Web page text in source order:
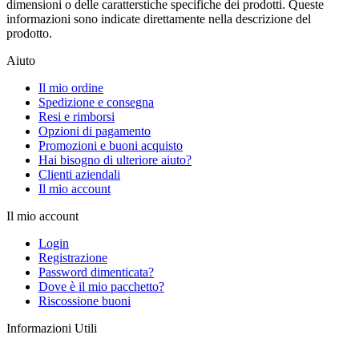
dimensioni o delle caratterstiche specifiche dei prodotti. Queste
informazioni sono indicate direttamente nella descrizione del
prodotto.
Aiuto
Il mio ordine
Spedizione e consegna
Resi e rimborsi
Opzioni di pagamento
Promozioni e buoni acquisto
Hai bisogno di ulteriore aiuto?
Clienti aziendali
Il mio account
Il mio account
Login
Registrazione
Password dimenticata?
Dove è il mio pacchetto?
Riscossione buoni
Informazioni Utili